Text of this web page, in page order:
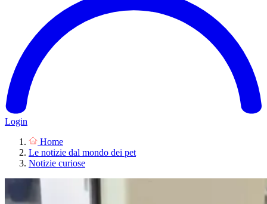
Login
Home
Le notizie dal mondo dei pet
Notizie curiose